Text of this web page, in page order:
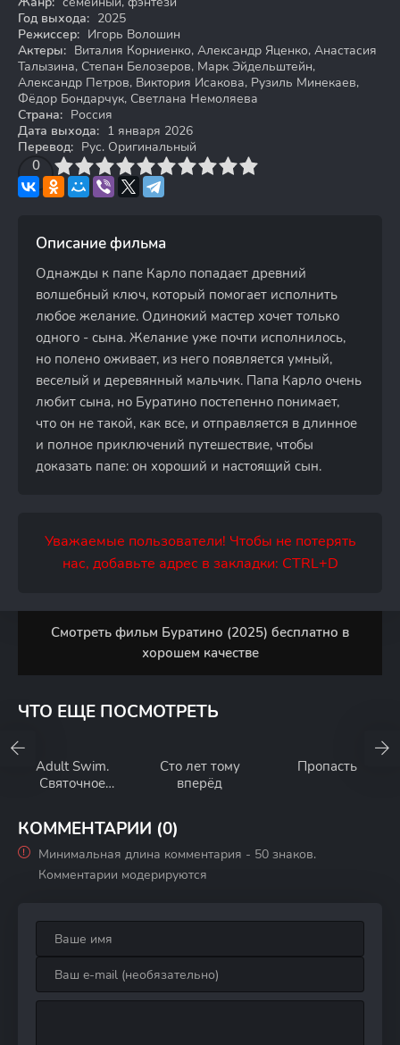
Год выхода: 2025
Режиссер: Игорь Волошин
Актеры: Виталия Корниенко, Александр Яценко, Анастасия
Талызина, Степан Белозеров, Марк Эйдельштейн,
Александр Петров, Виктория Исакова, Рузиль Минекаев,
Фёдор Бондарчук, Светлана Немоляева
Страна: Россия
Дата выхода: 1 января 2026
Перевод: Рус. Оригинальный
0
4 6 7 8 9 10
Описание фильма
Однажды к папе Карло попадает древний
волшебный ключ, который помогает исполнить
любое желание. Одинокий мастер хочет только
одного - сына. Желание уже почти исполнилось,
но полено оживает, из него появляется умный,
веселый и деревянный мальчик. Папа Карло очень
любит сына, но Буратино постепенно понимает,
что он не такой, как все, и отправляется в длинное
и полное приключений путешествие, чтобы
доказать папе: он хороший и настоящий сын.
Уважаемые пользователи! Чтобы не потерять
нас, добавьте адрес в закладки: CTRL+D
Смотреть фильм Буратино (2025) бесплатно в
хорошем качестве
ЧТО ЕЩЕ ПОСМОТРЕТЬ
Adult Swim.
Святочное
Расширение
Сто лет тому
вперёд
Пропасть
КОММЕНТАРИИ (0)
Минимальная длина комментария - 50 знаков.
Комментарии модерируются